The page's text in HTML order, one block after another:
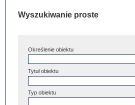
Wyszukiwanie proste
Określenie obiektu
Tytuł obiektu
Typ obiektu